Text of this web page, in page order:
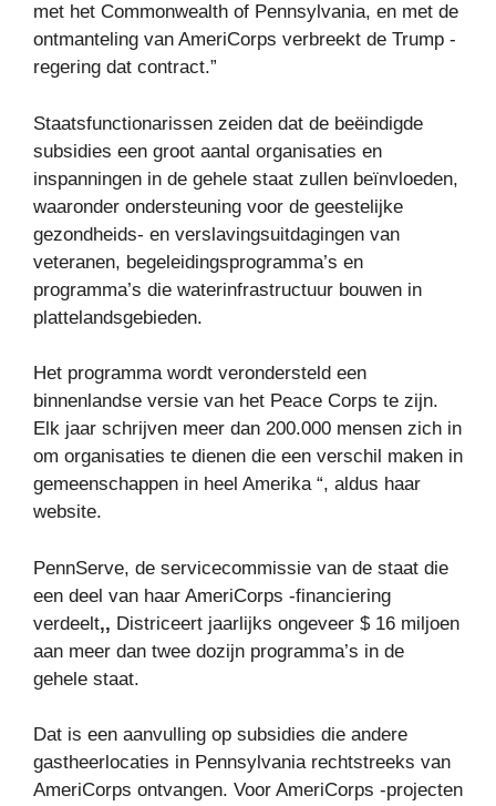
met het Commonwealth of Pennsylvania, en met de
ontmanteling van AmeriCorps verbreekt de Trump -
regering dat contract.”
Staatsfunctionarissen zeiden dat de beëindigde
subsidies een groot aantal organisaties en
inspanningen in de gehele staat zullen beïnvloeden,
waaronder ondersteuning voor de geestelijke
gezondheids- en verslavingsuitdagingen van
veteranen, begeleidingsprogramma’s en
programma’s die waterinfrastructuur bouwen in
plattelandsgebieden.
Het programma wordt verondersteld een
binnenlandse versie van het Peace Corps te zijn.
Elk jaar schrijven meer dan 200.000 mensen zich in
om organisaties te dienen die een verschil maken in
gemeenschappen in heel Amerika “, aldus haar
website.
PennServe, de servicecommissie van de staat die
een deel van haar AmeriCorps -financiering
verdeelt,, Districeert jaarlijks ongeveer $ 16 miljoen
aan meer dan twee dozijn programma’s in de
gehele staat.
Dat is een aanvulling op subsidies die andere
gastheerlocaties in Pennsylvania rechtstreeks van
AmeriCorps ontvangen. Voor AmeriCorps -projecten